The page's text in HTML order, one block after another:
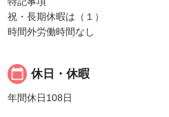
祝・長期休暇は（１）
時間外労働時間なし
calendar_today 休日・休暇
年間休日108日